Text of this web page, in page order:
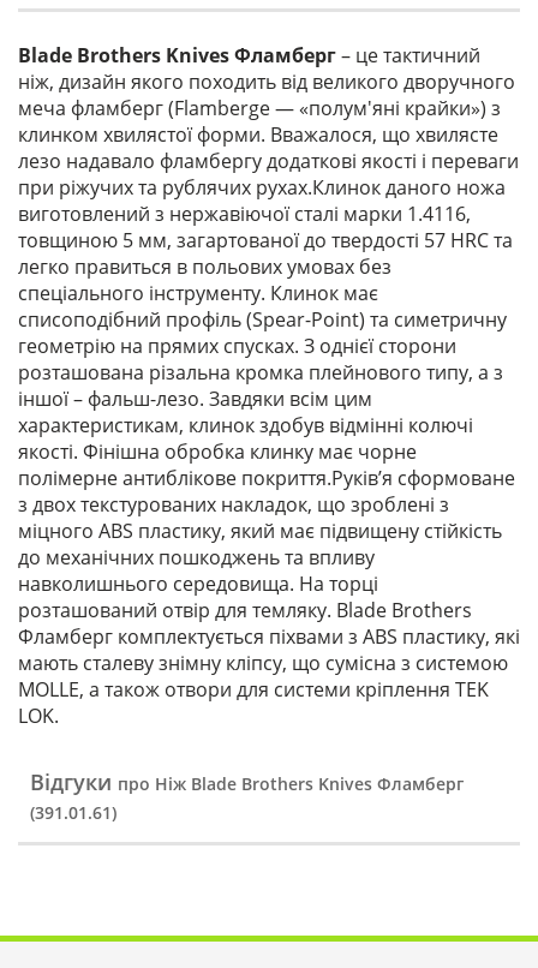
Blade Brothers Knives Фламберг– це тактичний
ніж, дизайн якого походить від великого дворучного
меча фламберг (Flamberge — «полум'яні крайки») з
клинком хвилястої форми. Вважалося, що хвилясте
лезо надавало фламбергу додаткові якості і переваги
при ріжучих та рублячих рухах.Клинок даного ножа
виготовлений з нержавіючої сталі марки 1.4116,
товщиною 5 мм, загартованої до твердості 57 HRC та
легко правиться в польових умовах без
спеціального інструменту. Клинок має
списоподібний профіль (Spear-Point) та симетричну
геометрію на прямих спусках. З однієї сторони
розташована різальна кромка плейнового типу, а з
іншої – фальш-лезо. Завдяки всім цим
характеристикам, клинок здобув відмінні колючі
якості. Фінішна обробка клинку має чорне
полімерне антиблікове покриття.Руків’я сформоване
з двох текстурованих накладок, що зроблені з
міцного ABS пластику, який має підвищену стійкість
до механічних пошкоджень та впливу
навколишнього середовища. На торці
розташований отвір для темляку. Blade Brothers
Фламберг комплектується піхвами з ABS пластику, які
мають сталеву знімну кліпсу, що сумісна з системою
MOLLE, а також отвори для системи кріплення TEK
LOK.
Відгуки про Ніж Blade Brothers Knives Фламберг
(391.01.61)